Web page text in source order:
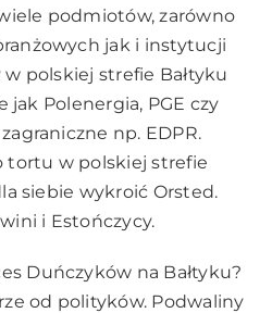
podmiotów, zarówno
jak i instytucji
polskiej strefie Bałtyku
jak Polenergia, PGE czy
np. EDPR.
tortu w polskiej strefie
siebie wykroić Orsted.
i Estończycy.
Duńczyków na Bałtyku?
od polityków. Podwaliny